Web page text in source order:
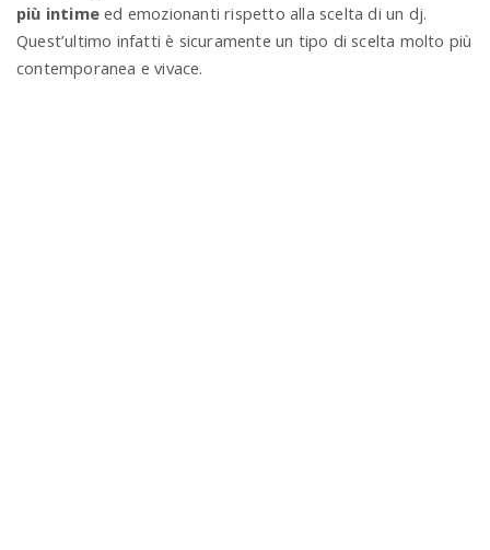
più intime ed emozionanti rispetto alla scelta di un dj.
Quest’ultimo infatti è sicuramente un tipo di scelta molto più
contemporanea e vivace.